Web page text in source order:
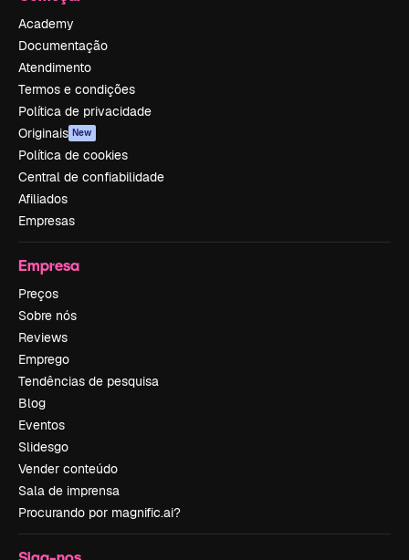
Academy
Documentação
Atendimento
Termos e condições
Política de privacidade
Originais New
Política de cookies
Central de confiabilidade
Afiliados
Empresas
Empresa
Preços
Sobre nós
Reviews
Emprego
Tendências de pesquisa
Blog
Eventos
Slidesgo
Vender conteúdo
Sala de imprensa
Procurando por magnific.ai?